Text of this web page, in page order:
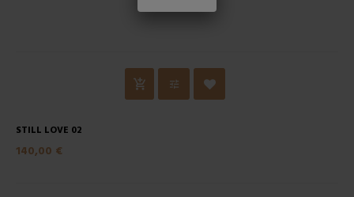
STILL LOVE 02
140,00 €